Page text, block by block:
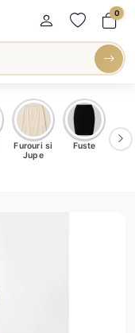
0
Furouri si
Jupe
Fuste